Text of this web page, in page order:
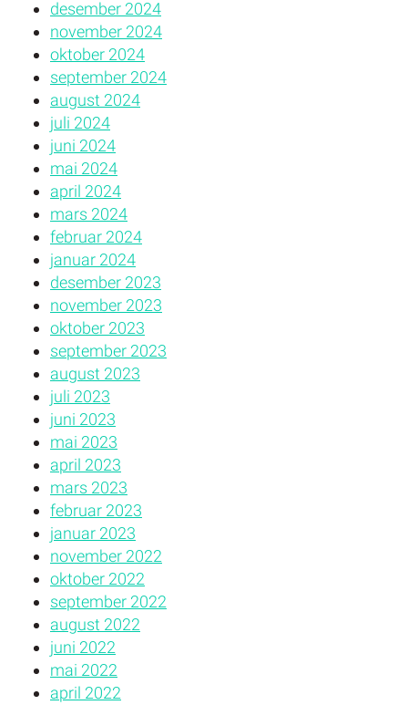
desember 2024
november 2024
oktober 2024
september 2024
august 2024
juli 2024
juni 2024
mai 2024
april 2024
mars 2024
februar 2024
januar 2024
desember 2023
november 2023
oktober 2023
september 2023
august 2023
juli 2023
juni 2023
mai 2023
april 2023
mars 2023
februar 2023
januar 2023
november 2022
oktober 2022
september 2022
august 2022
juni 2022
mai 2022
april 2022